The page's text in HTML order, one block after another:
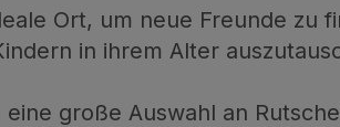
Ort, um neue Freunde zu
in ihrem Alter
große Auswahl an